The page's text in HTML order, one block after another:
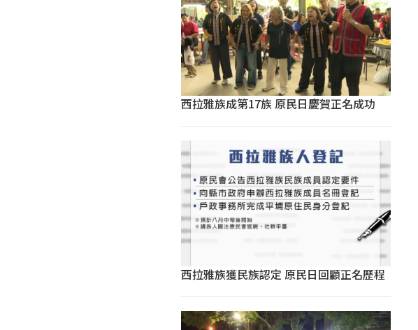
西拉雅族成第17族 原民日慶賀正名成功
西拉雅族獲民族認定 原民日回顧正名歷程